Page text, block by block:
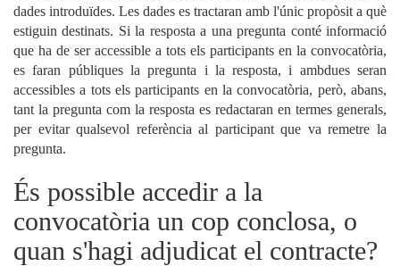
dades introduïdes. Les dades es tractaran amb l'únic propòsit a què
estiguin destinats. Si la resposta a una pregunta conté informació
que ha de ser accessible a tots els participants en la convocatòria,
es faran públiques la pregunta i la resposta, i ambdues seran
accessibles a tots els participants en la convocatòria, però, abans,
tant la pregunta com la resposta es redactaran en termes generals,
per evitar qualsevol referència al participant que va remetre la
pregunta.
És possible accedir a la
convocatòria un cop conclosa, o
quan s'hagi adjudicat el contracte?